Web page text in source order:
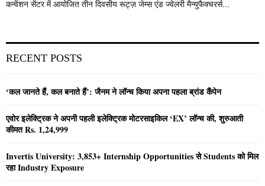
कन्वेंशन सेंटर में आयोजित तीन दिवसीय रूट्ज़ जेम्स एंड ज्वेलरी मैन्युफैक्चरर्स...
RECENT POSTS
‘कल जानते हैं, कल बनाते हैं’: जैनम ने लॉन्च किया अपना पहला ब्रांड कैंपेन
एवोर इलेक्ट्रिक ने अपनी पहली इलेक्ट्रिक मोटरसाइकिल ‘EX’ लॉन्च की, शुरुआती
कीमत Rs. 1,24,999
Invertis University: 3,853+ Internship Opportunities से Students को मिल
रहा Industry Exposure